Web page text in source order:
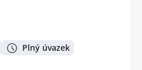
Plný úvazek